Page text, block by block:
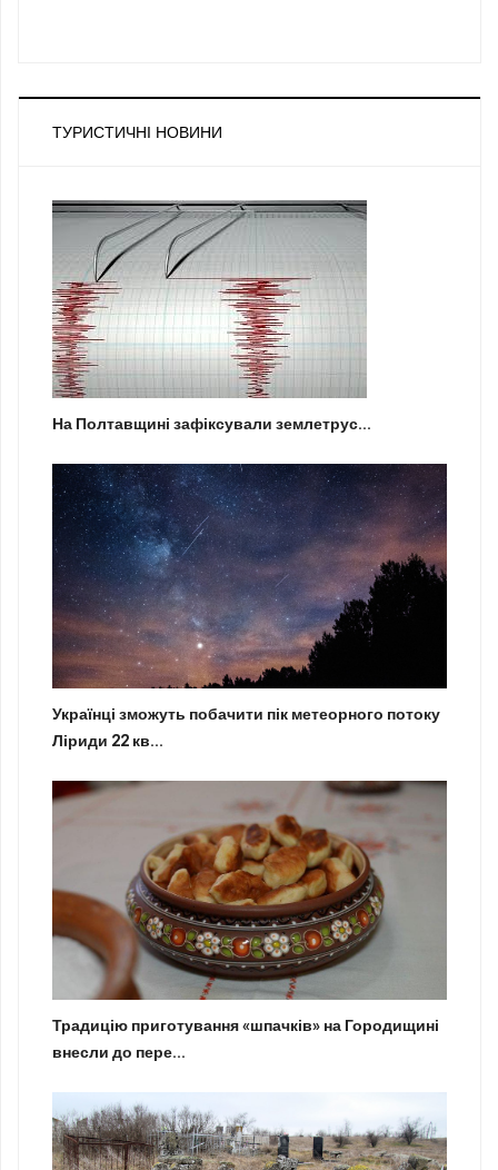
ТУРИСТИЧНІ НОВИНИ
На Полтавщині зафіксували землетрус...
Українці зможуть побачити пік метеорного потоку
Ліриди 22 кв...
Традицію приготування «шпачків» на Городищині
внесли до пере...